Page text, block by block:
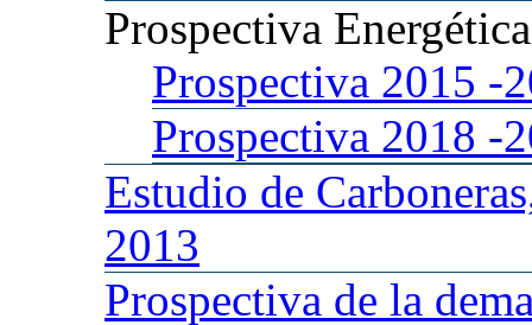
Prospectiva
Prospectiva 2015 -
Prospectiva 2018 -
Estudio de
2013
Prospectiva de la